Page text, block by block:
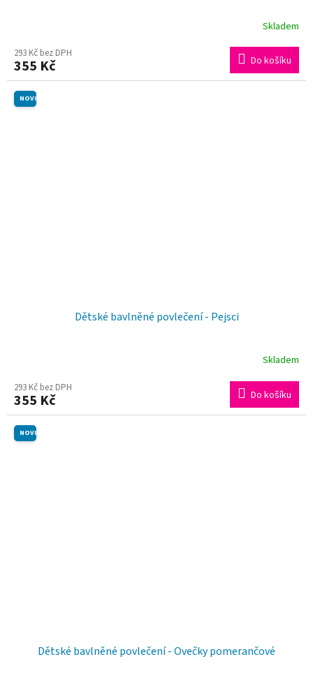
Skladem
293 Kč bez DPH
355 Kč Do košíku
NOVINKA
Dětské bavlněné povlečení - Pejsci
Skladem
293 Kč bez DPH
355 Kč Do košíku
NOVINKA
Dětské bavlněné povlečení - Ovečky pomerančové